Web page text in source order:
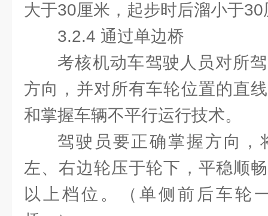
大于30厘米，起步时后溜小于30
3.2.4 通过单边桥
考核机动车驾驶人员对所
方向，并对所有车轮位置的直
和掌握车辆不平行运行技术。
驾驶员要正确掌握方向，
左、右边轮压于轮下，平稳顺
以上档位。（单侧前后车轮